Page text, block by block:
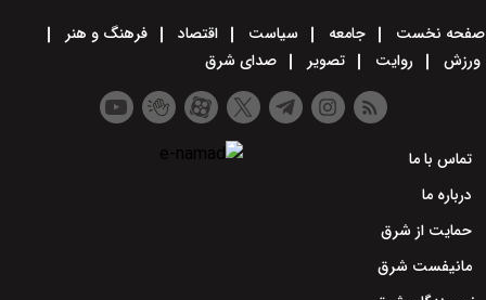
صفحه نخست جامعه سیاست اقتصاد
فرهنگ و هنر
ورزش
روایت تصویر صدای شرق
تماس با ما
درباره ما
حمایت از شرق
مانیفست شرق